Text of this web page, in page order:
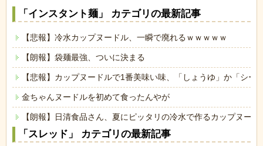
「インスタント麺」 カテゴリの最新記事
【悲報】冷水カップヌードル、一瞬で廃れるｗｗｗｗｗ
【朗報】袋麺最強、ついに決まる
【悲報】カップヌードルで1番美味い味、「しょうゆ」か「シ
金ちゃんヌードルを初めて食ったんやが
【朗報】日清食品さん、夏にピッタリの冷水で作るカップヌード
「スレッド」 カテゴリの最新記事